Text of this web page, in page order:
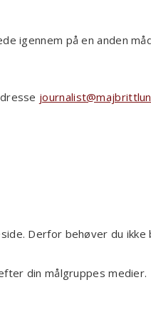
igennem på en anden
Derfor behøver du
din målgruppes medier.